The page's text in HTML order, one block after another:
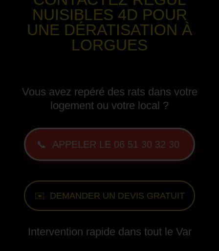
NUISIBLES 4D POUR
UNE DÉRATISATION À
LORGUES
Vous avez repéré des rats dans votre
logement ou votre local ?
📞 APPELER LE 06 51 30 32 30
✉️ DEMANDER UN DEVIS GRATUIT
Intervention rapide dans tout le Var